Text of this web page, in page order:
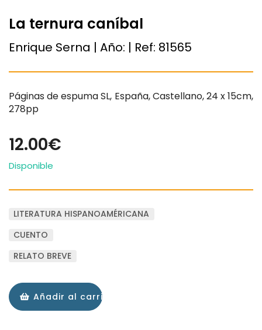
La ternura caníbal
Enrique Serna | Año: | Ref: 81565
Páginas de espuma SL, España, Castellano, 24 x 15cm,
278pp
12.00€
Disponible
LITERATURA HISPANOAMÉRICANA
CUENTO
RELATO BREVE
Añadir al carrito